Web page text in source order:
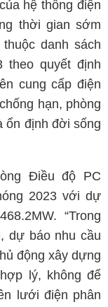
hệ thống điện
thời gian sớm
danh sách
theo quyết định
cung cấp điện
hạn, phòng
ổn định đời sống
Điều độ PC
2023 với dự
“Trong
dự báo nhu cầu
động xây dựng
lý, không để
lưới điện phân